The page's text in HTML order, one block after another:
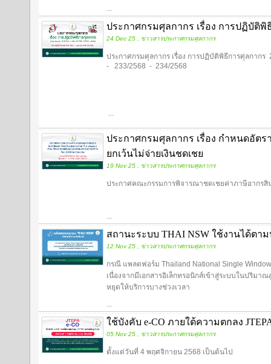
...
ประกาศกรมศุลกากร เรื่อง การปฏิบัติพิ
24 Dec 25 , ข่าวสารประกาศกรมศุลกากร
ประกาศกรมศุลกากร เรื่อง การปฏิบัติพิธีการศุลกาก
- 233/2568 - 234/2568
...
ประกาศกรมศุลกากร เรื่อง กำหนดอัต
ยกเว้นไม่จ่ายเงินชดเชย
19 Nov 25 , ข่าวสารประกาศกรมศุลกากร
ประกาศคณะกรรมการพิจารณาชดเชยค่าภาษีอากร
...
สถานะระบบ THAI NSW ใช้งานได้ตา
12 Nov 25 , ข่าวสารประกาศกรมศุลกากร
กรณี แพลตฟอร์ม Thailand National Single
เนื่องจากมีเอกสารอิเล็กทรอนิกส์เข้าสู่ระบบในปริมา
หยุดให้บริการบางช่วงเวลา
...
ใช้บังคับ e-CO ภายใต้ความตกลง
05 Nov 25 , ข่าวสารประกาศกรมศุลกากร
ตั้งแต่วันที่ 4 พฤศจิกายน 2568 เป็นต้นไป